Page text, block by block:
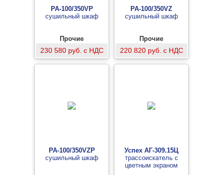
PA-100/350VP
сушильный шкаф
Прочие
230 580 руб. с НДС
PA-100/350VZ
сушильный шкаф
Прочие
220 820 руб. с НДС
PA-100/350VZP
сушильный шкаф
Успех АГ-309.15Ц
трассоискатель с
цветным экраном